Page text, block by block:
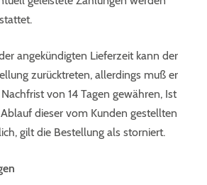
angekündigten Lieferzeit kann der
zurücktreten, allerdings muß er
von 14 Tagen gewähren, Ist
dieser vom Kunden gestellten
gilt die Bestellung als storniert.